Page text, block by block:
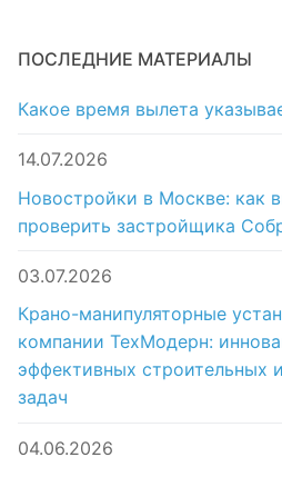
ПОСЛЕДНИЕ МАТЕРИАЛЫ
Какое время вылета
14.07.2026
Новостройки в Москве: как
проверить застройщика
03.07.2026
Крано-манипуляторные
компании ТехМодерн:
эффективных строительных
задач
04.06.2026